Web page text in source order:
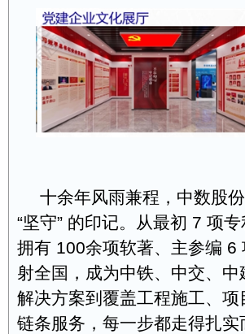
十余年风雨兼程，中数股
“坚守” 的印记。从最初 7 项
拥有 100余项软著、主参编 6
射全国，成为中铁、中交、
解决方案到覆盖工程施工、
链条服务，每一步都走得扎